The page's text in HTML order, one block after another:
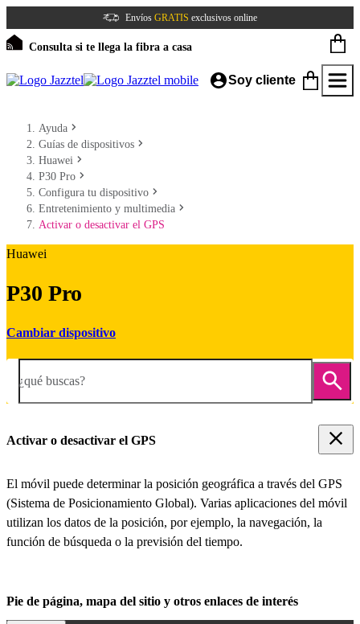
Envíos GRATIS exclusivos online
Consulta si te llega la fibra a casa
Soy cliente
Ayuda
Guías de dispositivos
Huawei
P30 Pro
Configura tu dispositivo
Entretenimiento y multimedia
Activar o desactivar el GPS
Huawei
P30 Pro
Cambiar dispositivo
¿qué buscas?
Activar o desactivar el GPS
El móvil puede determinar la posición geográfica a través del GPS
(Sistema de Posicionamiento Global). Varias aplicaciones del móvil
utilizan los datos de la posición, por ejemplo, la navegación, la
función de búsqueda o la previsión del tiempo.
Pie de página, mapa del sitio y otros enlaces de interés